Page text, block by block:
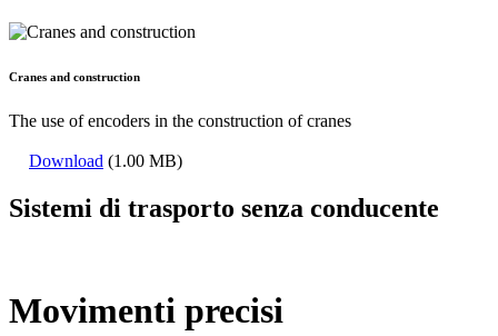
Cranes and construction
The use of encoders in the construction of cranes
Download (1.00 MB)
Sistemi di trasporto senza conducente
Movimenti precisi